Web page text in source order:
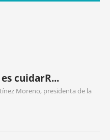
cuidarR...
Moreno, presidenta de la